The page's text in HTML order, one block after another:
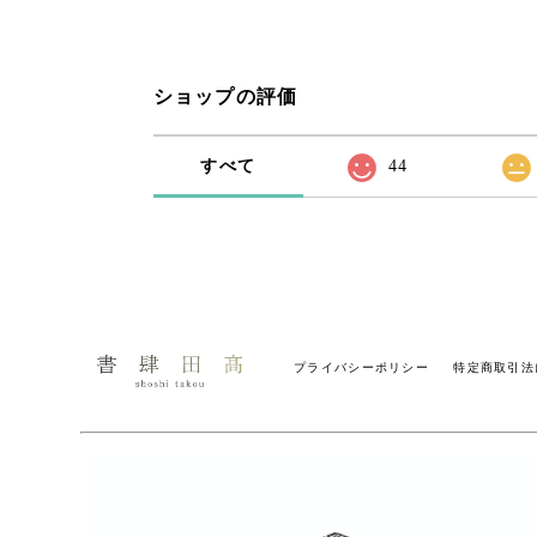
ショップの評価
すべて 44
プライバシーポリシー 特定商取引法